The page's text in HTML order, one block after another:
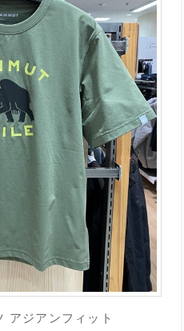
ジアンフィット